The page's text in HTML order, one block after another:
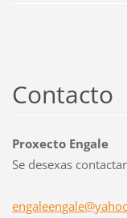
Contacto
Proxecto Engale
Se desexas
engaleengale@yah